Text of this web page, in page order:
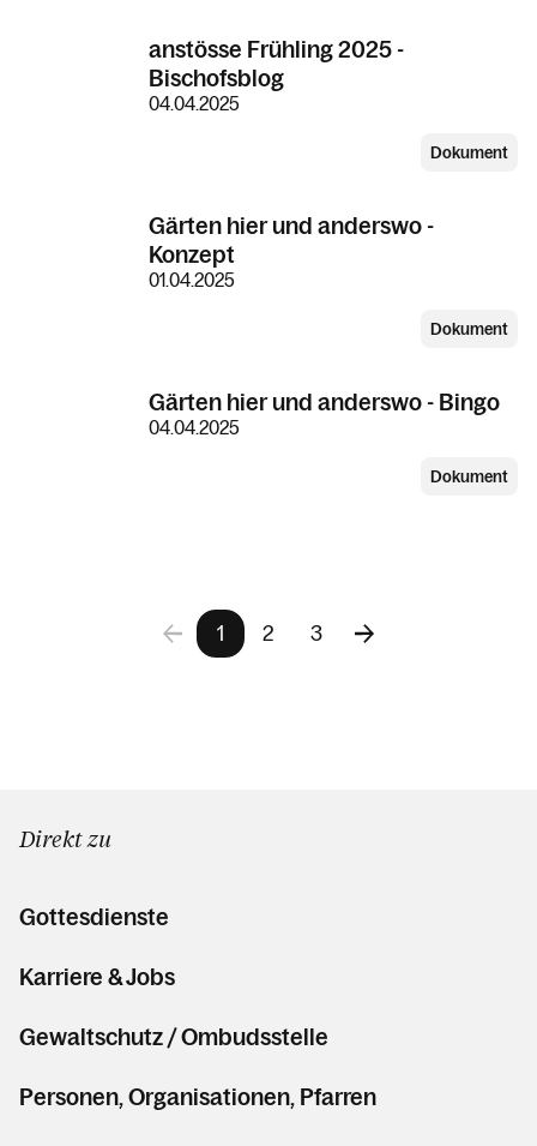
anstösse Frühling 2025 -
Bischofsblog
04.04.2025
Dokument
Gärten hier und anderswo -
Konzept
01.04.2025
Dokument
Gärten hier und anderswo - Bingo
04.04.2025
Dokument
1 2 3
Direkt zu
Gottesdienste
Karriere & Jobs
Gewaltschutz / Ombudsstelle
Personen, Organisationen, Pfarren